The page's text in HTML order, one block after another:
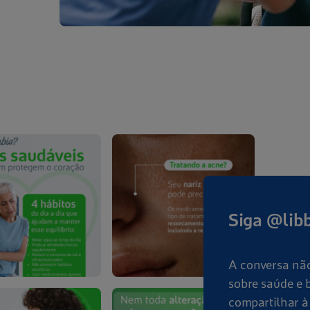
Siga
A conversa
sobre saúde e
compartilhar